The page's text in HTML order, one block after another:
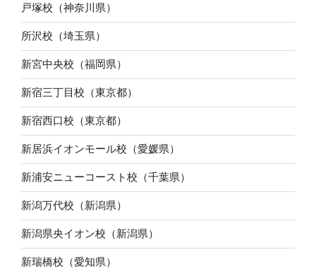
戸塚校（神奈川県）
所沢校（埼玉県）
新宮中央校（福岡県）
新宿三丁目校（東京都）
新宿西口校（東京都）
新居浜イオンモール校（愛媛県）
新浦安ニューコースト校（千葉県）
新潟万代校（新潟県）
新潟県央イオン校（新潟県）
新瑞橋校（愛知県）